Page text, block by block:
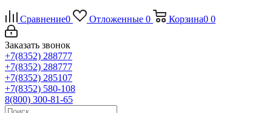
Сравнение0 Отложенные 0 Корзина0 0
Заказать звонок
+7(8352) 288777
+7(8352) 288777
+7(8352) 285107
+7(8352) 580-108
8(800) 300-81-65